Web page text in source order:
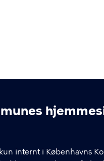
internt i Københavns